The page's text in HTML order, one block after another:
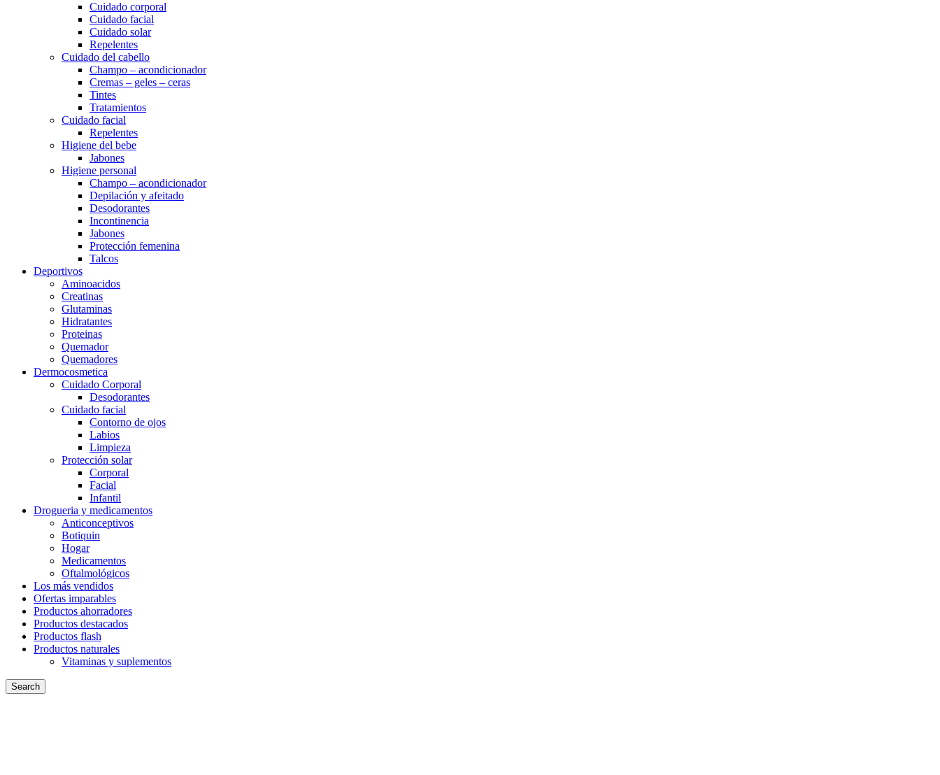
Cuidado corporal
Cuidado facial
Cuidado solar
Repelentes
Cuidado del cabello
Champo – acondicionador
Cremas – geles – ceras
Tintes
Tratamientos
Cuidado facial
Repelentes
Higiene del bebe
Jabones
Higiene personal
Champo – acondicionador
Depilación y afeitado
Desodorantes
Incontinencia
Jabones
Protección femenina
Talcos
Deportivos
Aminoacidos
Creatinas
Glutaminas
Hidratantes
Proteinas
Quemador
Quemadores
Dermocosmetica
Cuidado Corporal
Desodorantes
Cuidado facial
Contorno de ojos
Labios
Limpieza
Protección solar
Corporal
Facial
Infantil
Drogueria y medicamentos
Anticonceptivos
Botiquin
Hogar
Medicamentos
Oftalmológicos
Los más vendidos
Ofertas imparables
Productos ahorradores
Productos destacados
Productos flash
Productos naturales
Vitaminas y suplementos
Search